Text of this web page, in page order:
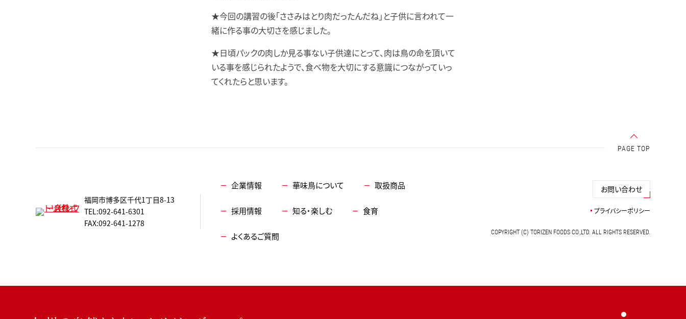
★今回の講習の後「ささみはとり肉だったんだね」と子供に言われて一
緒に作る事の大切さを感じました。
★日頃パックの肉しか見る事ない子供達にとって、肉は鳥の命を頂いて
いる事を感じられたようで、食べ物を大切にする意識につながっていっ
てくれたらと思います。
PAGE TOP
福岡市博多区千代1丁目8-13
TEL:092-641-6301
FAX:092-641-1278
企業情報 華味鳥について 取扱商品
採用情報 知る・楽しむ 食育
よくあるご質問
お問い合わせ
プライバシーポリシー
COPYRIGHT (C) TORIZEN FOODS CO.,LTD. ALL RIGHTS RESERVED.